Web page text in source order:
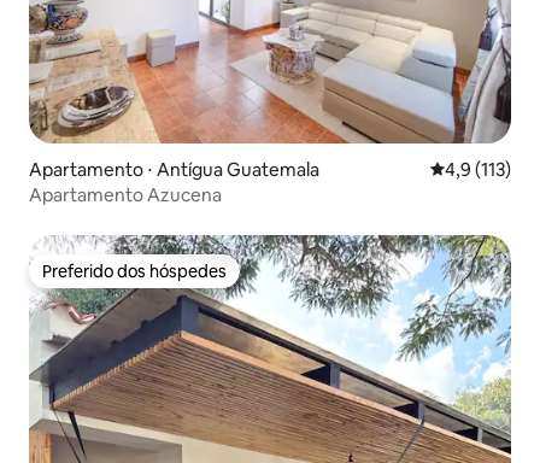
Apartamento ⋅ Antígua Guatemala 4,9 de uma
4,9 (113)
Apartamento Azucena
Preferido dos hóspedes
Preferido dos hóspedes